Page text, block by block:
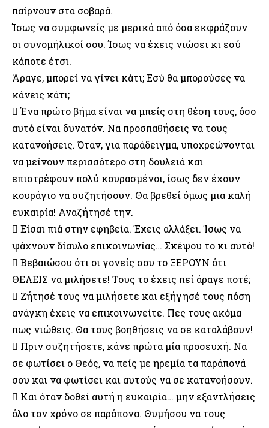
παίρνουν στα σοβαρά.
Ίσως να συμφωνείς με μερικά από όσα εκφράζουν
οι συνομήλικοί σου. Ίσως να έχεις νιώσει κι εσύ
κάποτε έτσι.
Άραγε, μπορεί να γίνει κάτι; Εσύ θα μπορούσες να
κάνεις κάτι;
 Ένα πρώτο βήμα είναι να μπείς στη θέση τους, όσο
αυτό είναι δυνατόν. Να προσπαθήσεις να τους
κατανοήσεις. Όταν, για παράδειγμα, υποχρεώνονται
να μείνουν περισσότερο στη δουλειά και
επιστρέφουν πολύ κουρασμένοι, ίσως δεν έχουν
κουράγιο να συζητήσουν. Θα βρεθεί όμως μια καλή
ευκαιρία! Αναζήτησέ την.
 Είσαι πιά στην εφηβεία. Έχεις αλλάξει. Ίσως να
ψάχνουν δίαυλο επικοινωνίας… Σκέψου το κι αυτό!
 Βεβαιώσου ότι οι γονείς σου το ΞΕΡΟΥΝ ότι
ΘΕΛΕΙΣ να μιλήσετε! Τους το έχεις πεί άραγε ποτέ;
 Ζήτησέ τους να μιλήσετε και εξήγησέ τους πόση
ανάγκη έχεις να επικοινωνείτε. Πες τους ακόμα
πως νιώθεις. Θα τους βοηθήσεις να σε καταλάβουν!
 Πριν συζητήσετε, κάνε πρώτα μία προσευχή. Να
σε φωτίσει ο Θεός, να πείς με ηρεμία τα παράπονά
σου και να φωτίσει και αυτούς να σε κατανοήσουν.
 Και όταν δοθεί αυτή η ευκαιρία… μην εξαντλήσεις
όλο τον χρόνο σε παράπονα. Θυμήσου να τους